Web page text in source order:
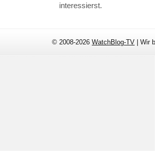
interessierst.
© 2008-2026 WatchBlog-TV | Wir